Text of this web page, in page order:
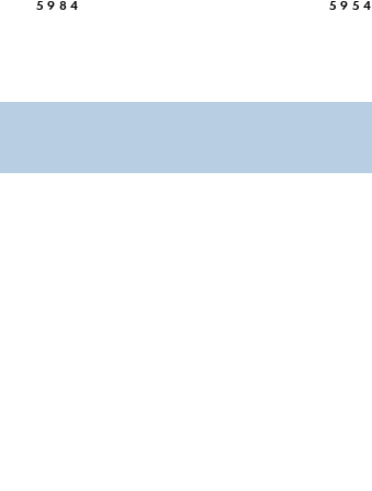
13
5984
5954